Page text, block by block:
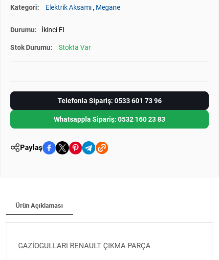
Kategori: Elektrik Aksamı , Megane
Durumu: İkinci El
Stok Durumu: Stokta Var
Telefonla Sipariş: 0533 601 73 96
Whatsappla Sipariş: 0532 160 23 83
Paylaş
Ürün Açıklaması
GAZİOGULLARI RENAULT ÇIKMA PARÇA